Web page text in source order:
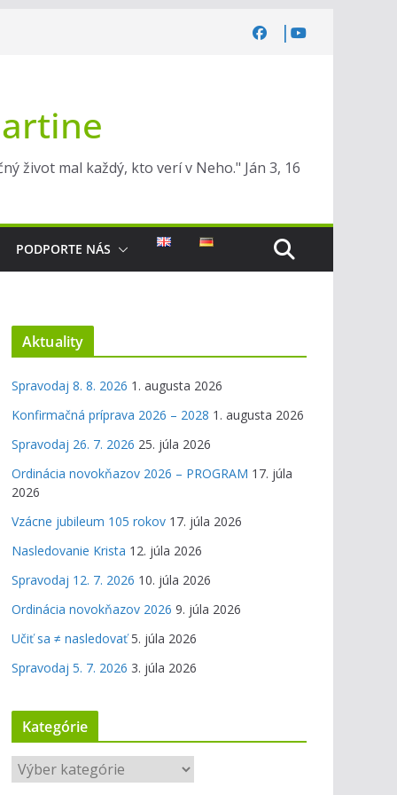
život mal každý, kto verí v Neho." Ján 3, 16
PODPORTE NÁS
Aktuality
Spravodaj 8. 8. 2026 1. augusta 2026
Konfirmačná príprava 2026 – 2028 1. augusta 2026
Spravodaj 26. 7. 2026 25. júla 2026
Ordinácia novokňazov 2026 – PROGRAM 17. júla
2026
Vzácne jubileum 105 rokov 17. júla 2026
Nasledovanie Krista 12. júla 2026
Spravodaj 12. 7. 2026 10. júla 2026
Ordinácia novokňazov 2026 9. júla 2026
Učiť sa ≠ nasledovať 5. júla 2026
Spravodaj 5. 7. 2026 3. júla 2026
Kategórie
K
a